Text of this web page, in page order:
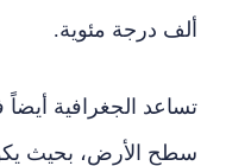
ألف درجة مئوية.
تساعد الجغرافية
سطح الأرض، بحيث